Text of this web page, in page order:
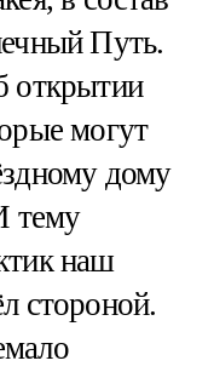
Путь.
открытии
могут
дому
тему
наш
стороной.